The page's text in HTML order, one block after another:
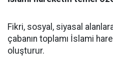
Fikri, sosyal, siyasal
çabanın toplamı İslami
oluşturur.